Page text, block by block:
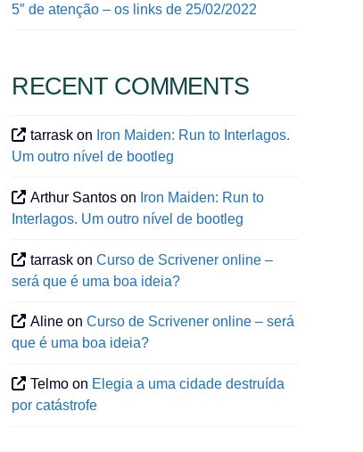
5″ de atenção – os links de 25/02/2022
RECENT COMMENTS
tarrask on Iron Maiden: Run to Interlagos.
Um outro nível de bootleg
Arthur Santos on Iron Maiden: Run to
Interlagos. Um outro nível de bootleg
tarrask onCurso de Scrivener online –
será que é uma boa ideia?
Aline onCurso de Scrivener online – será
que é uma boa ideia?
Telmo on Elegia a uma cidade destruída
por catástrofe